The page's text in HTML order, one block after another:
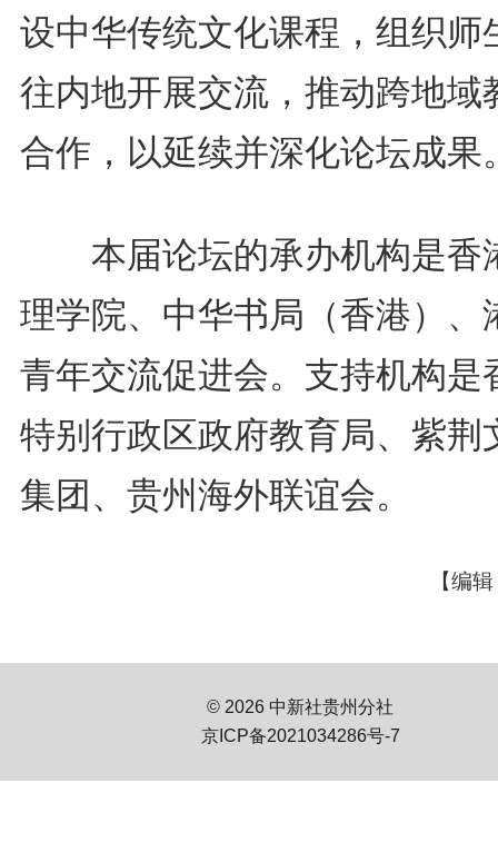
设中华传统文化课程，组织师
往内地开展交流，推动跨地域
合作，以延续并深化论坛成果
本届论坛的承办机构是香
理学院、中华书局（香港）、
青年交流促进会。支持机构是
特别行政区政府教育局、紫荆
集团、贵州海外联谊会。
【编
© 2026 中新社贵州分社
京ICP备2021034286号-7